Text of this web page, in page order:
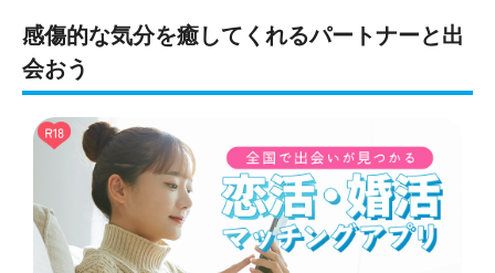
感傷的な気分を癒してくれるパートナーと出
会おう